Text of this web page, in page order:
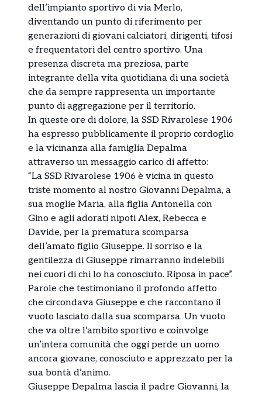
dell’impianto sportivo di via Merlo,
diventando un punto di riferimento per
generazioni di giovani calciatori, dirigenti, tifosi
e frequentatori del centro sportivo. Una
presenza discreta ma preziosa, parte
integrante della vita quotidiana di una società
che da sempre rappresenta un importante
punto di aggregazione per il territorio.
In queste ore di dolore, la SSD Rivarolese 1906
ha espresso pubblicamente il proprio cordoglio
e la vicinanza alla famiglia Depalma
attraverso un messaggio carico di affetto:
“La SSD Rivarolese 1906 è vicina in questo
triste momento al nostro Giovanni Depalma, a
sua moglie Maria, alla figlia Antonella con
Gino e agli adorati nipoti Alex, Rebecca e
Davide, per la prematura scomparsa
dell’amato figlio Giuseppe. Il sorriso e la
gentilezza di Giuseppe rimarranno indelebili
nei cuori di chi lo ha conosciuto. Riposa in pace”.
Parole che testimoniano il profondo affetto
che circondava Giuseppe e che raccontano il
vuoto lasciato dalla sua scomparsa. Un vuoto
che va oltre l’ambito sportivo e coinvolge
un’intera comunità che oggi perde un uomo
ancora giovane, conosciuto e apprezzato per la
sua bontà d’animo.
Giuseppe Depalma lascia il padre Giovanni, la